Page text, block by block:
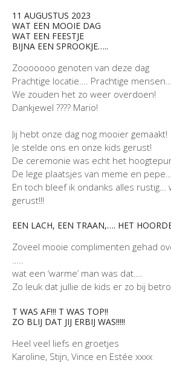
11 AUGUSTUS 2023
WAT EEN MOOIE DAG
WAT EEN FEESTJE
BIJNA EEN SPROOKJE…..
Zooooooo genoten van deze dag
Prachtige locatie…. Prachtige
We zouden het zo weer overdoen!
Dankjewel ???? Mario!
Jij hebt onze dag nog mooier gemaakt!
Je stelde ons en onze kids gerust!
De ceremonie was echt het
De lege plaatsjes van meme en
En toch bleef ik ondanks alles rustig…
gerust!!!
EEN LACH, EEN TRAAN,…. HET
Zoveel mooie complimenten gehad
…..
wat een ‘warme’ man was dat….
Zo leuk dat jullie de kids er zo bij
T WAS AF!!! T WAS TOP!!
ZO BLIJ DAT JIJ ERBIJ WAS!!!!!
Heel veel liefs en groetjes
Karoline, Stijn, Vince en Estée xxxx